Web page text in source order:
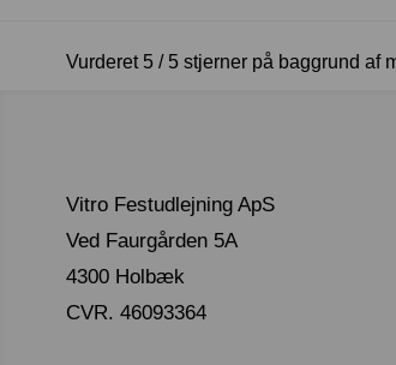
Vurderet 5 / 5 stjerner på baggrund af
Vitro Festudlejning ApS
Ved Faurgården 5A
4300 Holbæk
CVR. 46093364